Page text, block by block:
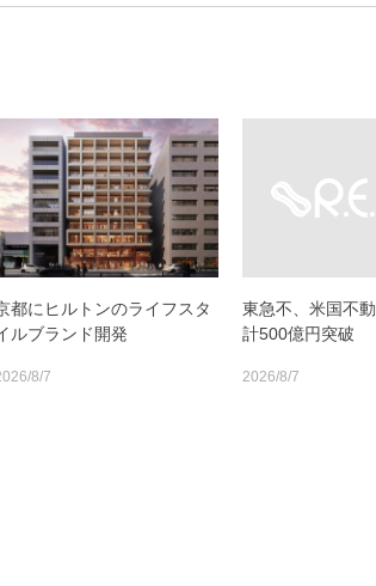
都にヒルトンのライフスタ
ルブランド開発
8/7
東急不、米国不
計500億円突破
2026/8/7